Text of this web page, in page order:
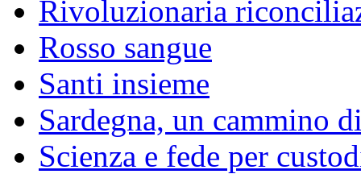
Rivoluzionaria
Rosso sangue
Santi insieme
Sardegna, un cammino
Scienza e fede per